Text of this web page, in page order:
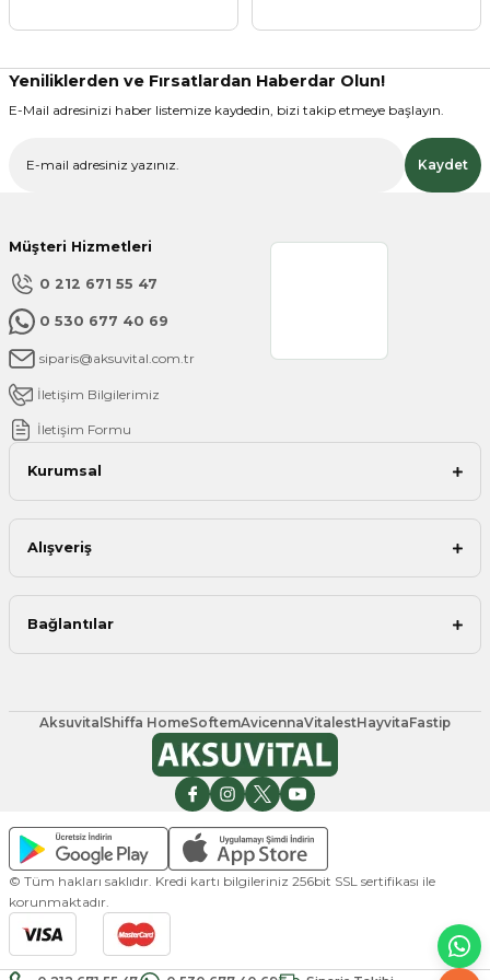
Yeniliklerden ve Fırsatlardan Haberdar Olun!
E-Mail adresinizi haber listemize kaydedin, bizi takip etmeye başlayın.
Kaydet
Müşteri Hizmetleri
0 212 671 55 47
0 530 677 40 69
siparis@aksuvital.com.tr
İletişim Bilgilerimiz
İletişim Formu
Kurumsal
Alışveriş
Bağlantılar
Aksuvital Shiffa HomeSoftemAvicennaVitalestHayvitaFastip
© Tüm hakları saklıdır. Kredi kartı bilgileriniz 256bit SSL sertifikası ile
korunmaktadır.